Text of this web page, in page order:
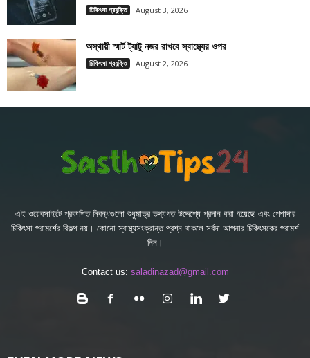
চিকিৎসা প্রযুক্তি August 3, 2026
অস্থায়ী স্মার্ট ট্যাটু নজর রাখবে স্বাস্থ্যের ওপর
চিকিৎসা প্রযুক্তি August 2, 2026
এই ওয়েবসাইটে প্রকাশিত নিবন্ধগুলো শুধুমাত্র তথ্যগত উদ্দেশ্যে প্রদান করা হয়েছে এবং পেশাদার
চিকিৎসা পরামর্শের বিকল্প নয়। কোনো স্বাস্থ্যসংক্রান্ত প্রশ্ন থাকলে সর্বদা আপনার চিকিৎসকের পরামর্শ
নিন।
Contact us: saladinazad@gmail.com